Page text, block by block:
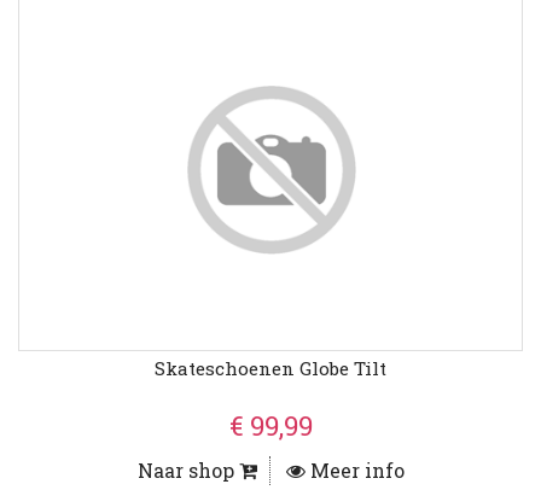
Skateschoenen Globe Tilt
€ 99,99
Naar shop Meer info